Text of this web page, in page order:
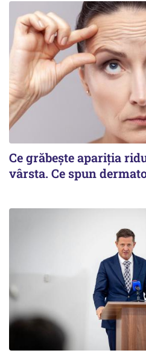
Ce grăbește apariția
vârsta. Ce spun